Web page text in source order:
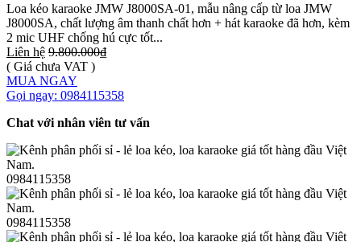
Loa kéo karaoke JMW J8000SA-01, mẫu nâng cấp từ loa JMW
J8000SA, chất lượng âm thanh chất hơn + hát karaoke đã hơn, kèm
2 mic UHF chống hú cực tốt...
Liên hệ 9.800.000₫
( Giá chưa VAT )
MUA NGAY
Gọi ngay: 0984115358
Chat với nhân viên tư vấn
0984115358
0984115358